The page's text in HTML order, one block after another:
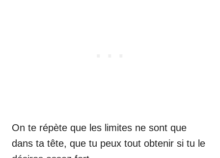
On te répète que les limites ne sont que
dans ta tête, que tu peux tout obtenir si tu le